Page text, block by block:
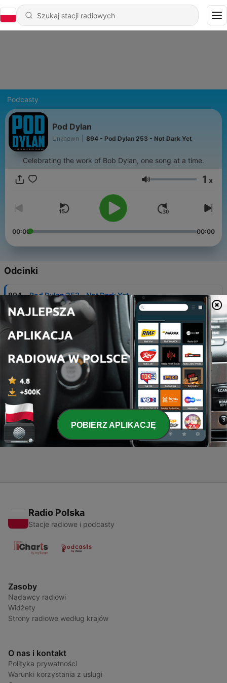
Podcasty
Pod Dylan
Unknown 894 - Pod Dylan 253 - Not Dark Yet
Celebrating the work of Bob Dylan, one song at a time.
Głośność 1 x
00:00 00:00
Odcinki
894 - Pod Dylan 253 - Not Dark Yet
18 lut 2023
Pod Dylan 315 - Series of Dreams
13 kwi 2024
892 - Pod Dylan 312 - Masked &amp; Anonymous
891 - Pod Dylan 260 - Band of the Hand
08 kwi 2023
890 - Pod Dylan 309 - Greatest Hits Vol. 2 w/Happy
Traum
02 mar 2024
Radio Polska
Stacje radiowe i podcasty
Zasoby
Nadawcy radiowi
Widżety
Strony radiowe według krajów
O nas i kontakt
Polityka prywatności
Warunki korzystania z usługi
POBIERZ APLIKACJĘ